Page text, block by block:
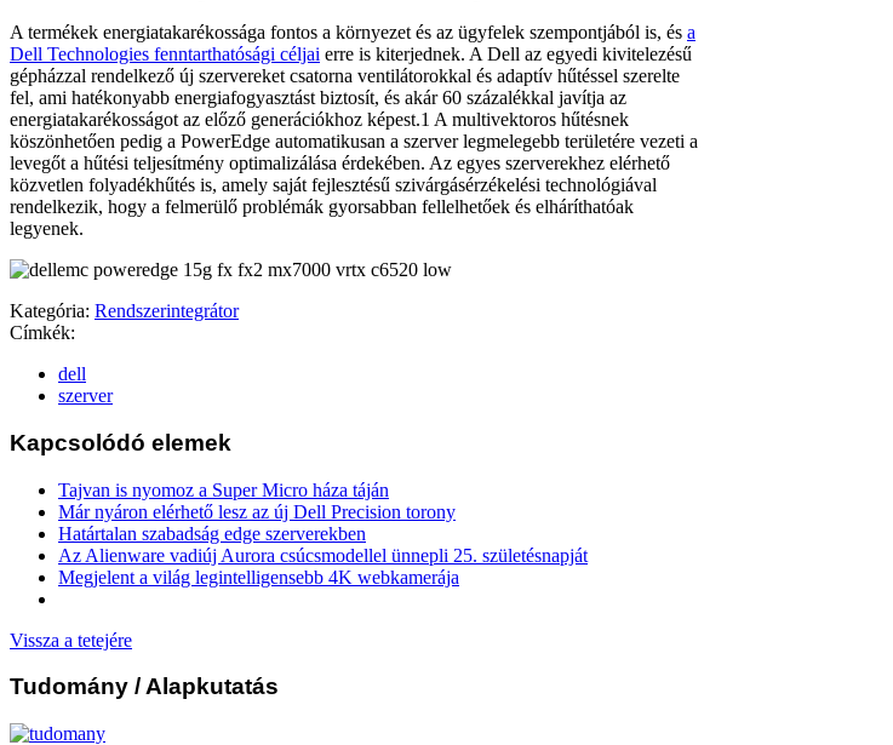
A termékek energiatakarékossága fontos a környezet és az ügyfelek szempontjából is, és a
Dell Technologies fenntarthatósági céljai erre is kiterjednek. A Dell az egyedi kivitelezésű
gépházzal rendelkező új szervereket csatorna ventilátorokkal és adaptív hűtéssel szerelte
fel, ami hatékonyabb energiafogyasztást biztosít, és akár 60 százalékkal javítja az
energiatakarékosságot az előző generációkhoz képest.1 A multivektoros hűtésnek
köszönhetően pedig a PowerEdge automatikusan a szerver legmelegebb területére vezeti a
levegőt a hűtési teljesítmény optimalizálása érdekében. Az egyes szerverekhez elérhető
közvetlen folyadékhűtés is, amely saját fejlesztésű szivárgásérzékelési technológiával
rendelkezik, hogy a felmerülő problémák gyorsabban fellelhetőek és elháríthatóak
legyenek.
Kategória: Rendszerintegrátor
Címkék:
dell
szerver
Kapcsolódó elemek
Tajvan is nyomoz a Super Micro háza táján
Már nyáron elérhető lesz az új Dell Precision torony
Határtalan szabadság edge szerverekben
Az Alienware vadiúj Aurora csúcsmodellel ünnepli 25. születésnapját
Megjelent a világ legintelligensebb 4K webkamerája
Vissza a tetejére
Tudomány / Alapkutatás